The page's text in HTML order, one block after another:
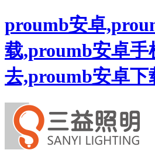
proumb安卓
载,proumb安卓手
去,proumb安卓下